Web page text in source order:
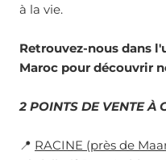
à la vie.
Retrouvez-nous dans
Maroc pour découvrir
2 POINTS DE VENTE À
📍 RACINE (près de